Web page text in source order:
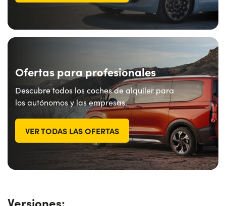
¿Necesitas ayuda? +34672028071
Ofertas para profesionales
Descubre todos los coches de alquiler para
los autónomos y las empresas.
VER TODAS LAS OFERTAS
Versiones: